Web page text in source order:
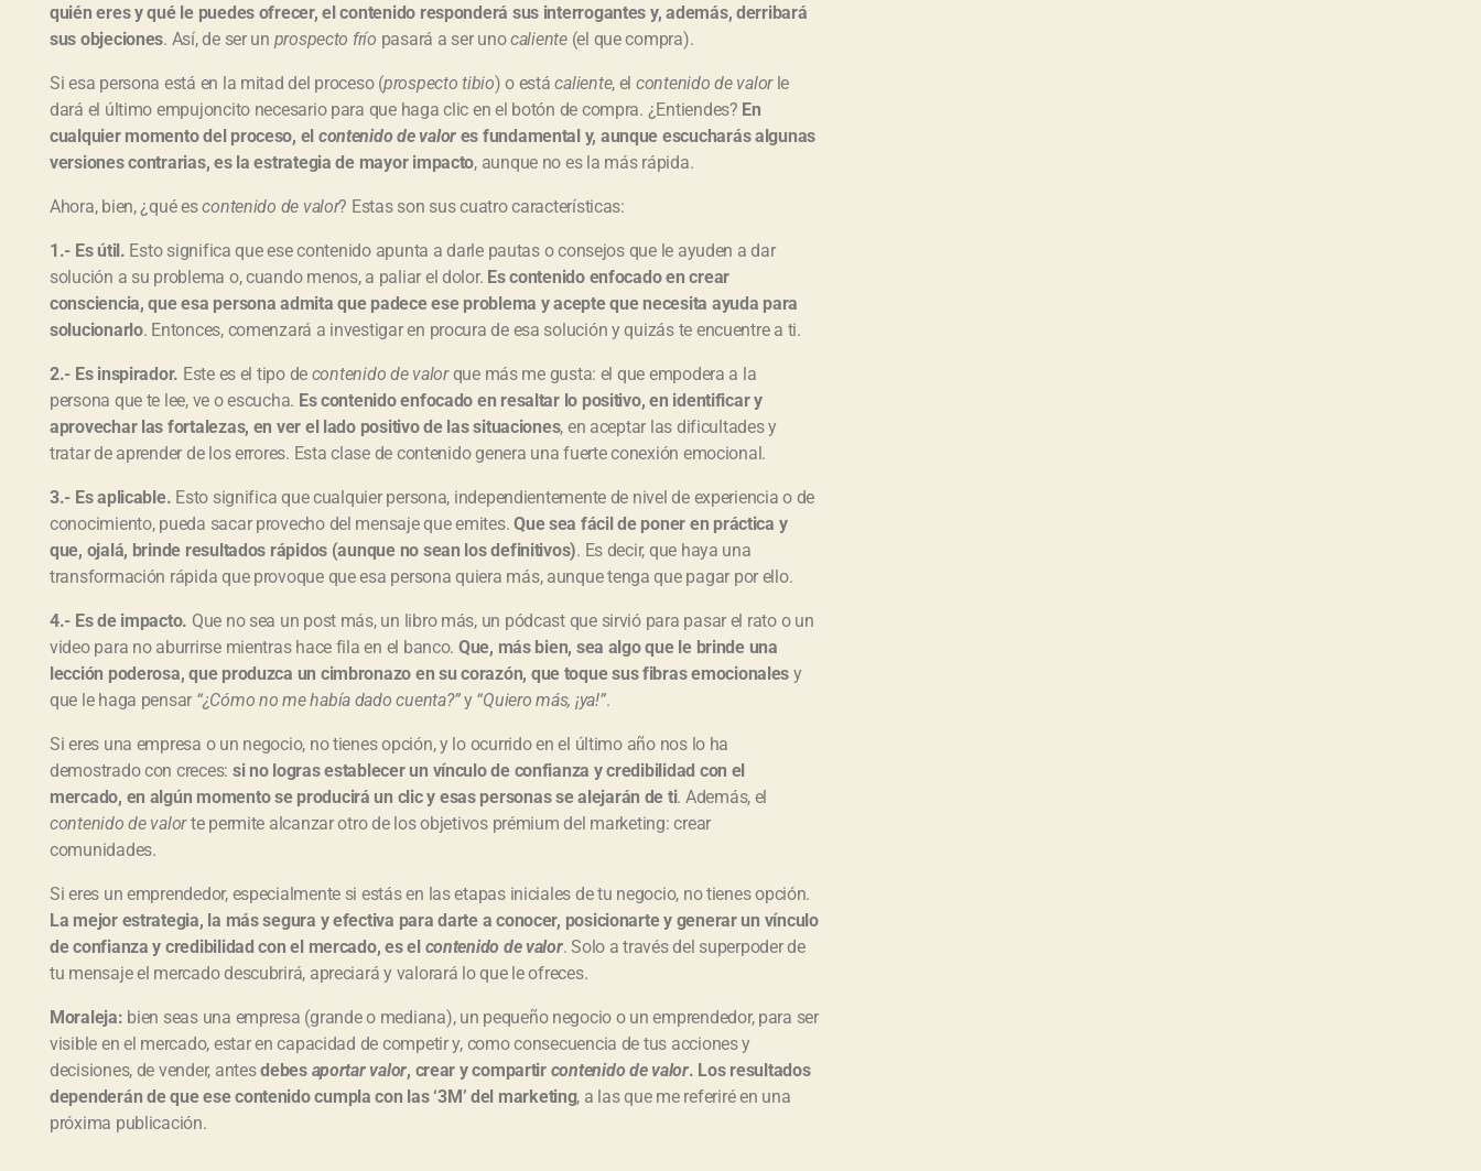
quién eres y qué le puedes ofrecer, el contenido responderá sus interrogantes y, además, derribará
sus objeciones. Así, de ser un prospecto frío pasará a ser unocaliente(el que compra).
Si esa persona está en la mitad del proceso (prospecto tibio) o estácaliente, el contenido de valorle
dará el último empujoncito necesario para que haga clic en el botón de compra. ¿Entiendes? En
cualquier momento del proceso, el contenido de valores fundamental y, aunque escucharás algunas
versiones contrarias, es la estrategia de mayor impacto, aunque no es la más rápida.
Ahora, bien, ¿qué escontenido de valor? Estas son sus cuatro características:
1.- Es útil. Esto significa que ese contenido apunta a darle pautas o consejos que le ayuden a dar
solución a su problema o, cuando menos, a paliar el dolor. Es contenido enfocado en crear
consciencia, que esa persona admita que padece ese problema y acepte que necesita ayuda para
solucionarlo. Entonces, comenzará a investigar en procura de esa solución y quizás te encuentre a ti.
2.- Es inspirador. Este es el tipo de contenido de valorque más me gusta: el que empodera a la
persona que te lee, ve o escucha. Es contenido enfocado en resaltar lo positivo, en identificar y
aprovechar las fortalezas, en ver el lado positivo de las situaciones, en aceptar las dificultades y
tratar de aprender de los errores. Esta clase de contenido genera una fuerte conexión emocional.
3.- Es aplicable. Esto significa que cualquier persona, independientemente de nivel de experiencia o de
conocimiento, pueda sacar provecho del mensaje que emites.Que sea fácil de poner en práctica y
que, ojalá, brinde resultados rápidos (aunque no sean los definitivos). Es decir, que haya una
transformación rápida que provoque que esa persona quiera más, aunque tenga que pagar por ello.
4.- Es de impacto. Que no sea un post más, un libro más, un pódcast que sirvió para pasar el rato o un
video para no aburrirse mientras hace fila en el banco. Que, más bien, sea algo que le brinde una
lección poderosa, que produzca un cimbronazo en su corazón, que toque sus fibras emocionales y
que le haga pensar “¿Cómo no me había dado cuenta?”y “Quiero más, ¡ya!”.
Si eres una empresa o un negocio, no tienes opción, y lo ocurrido en el último año nos lo ha
demostrado con creces: si no logras establecer un vínculo de confianza y credibilidad con el
mercado, en algún momento se producirá un clic y esas personas se alejarán de ti. Además, el
contenido de valorte permite alcanzar otro de los objetivos prémium del marketing: crear
comunidades.
Si eres un emprendedor, especialmente si estás en las etapas iniciales de tu negocio, no tienes opción.
La mejor estrategia, la más segura y efectiva para darte a conocer, posicionarte y generar un vínculo
de confianza y credibilidad con el mercado, es el contenido de valor. Solo a través del superpoder de
tu mensaje el mercado descubrirá, apreciará y valorará lo que le ofreces.
Moraleja: bien seas una empresa (grande o mediana), un pequeño negocio o un emprendedor, para ser
visible en el mercado, estar en capacidad de competir y, como consecuencia de tus acciones y
decisiones, de vender, antesdebes aportar valor, crear y compartir contenido de valor. Los resultados
dependerán de que ese contenido cumpla con las ‘3M’ del marketing, a las que me referiré en una
próxima publicación.